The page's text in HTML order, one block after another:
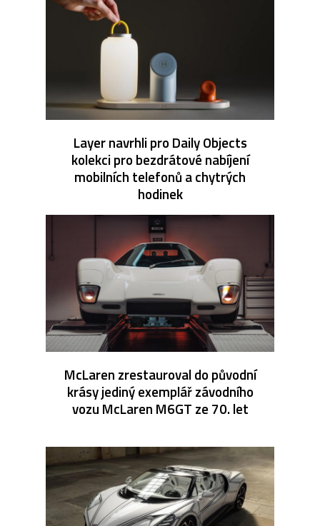
Layer navrhli pro Daily Objects
kolekci pro bezdrátové nabíjení
mobilních telefonů a chytrých
hodinek
McLaren zrestauroval do původní
krásy jediný exemplář závodního
vozu McLaren M6GT ze 70. let